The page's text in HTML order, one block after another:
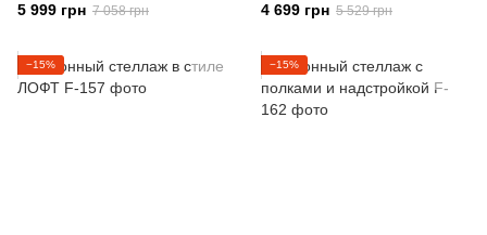
5 999 грн 7 058 грн 4 699 грн 5 529 грн
−15% −15%